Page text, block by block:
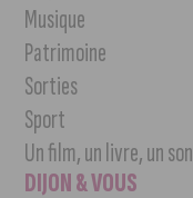
Musique
Patrimoine
Sorties
Sport
Un film, un livre, un son
DIJON & VOUS